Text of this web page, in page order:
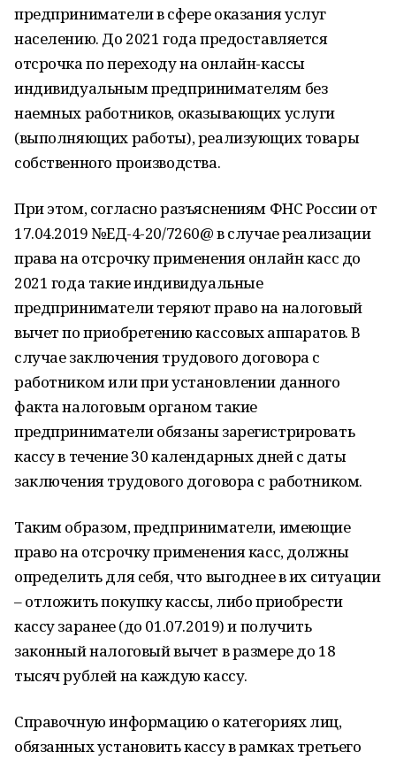
предприниматели в сфере оказания услуг
населению. До 2021 года предоставляется
отсрочка по переходу на онлайн-кассы
индивидуальным предпринимателям без
наемных работников, оказывающих услуги
(выполняющих работы), реализующих товары
собственного производства.
При этом, согласно разъяснениям ФНС России от
17.04.2019 №ЕД-4-20/7260@ в случае реализации
права на отсрочку применения онлайн касс до
2021 года такие индивидуальные
предприниматели теряют право на налоговый
вычет по приобретению кассовых аппаратов. В
случае заключения трудового договора с
работником или при установлении данного
факта налоговым органом такие
предприниматели обязаны зарегистрировать
кассу в течение 30 календарных дней с даты
заключения трудового договора с работником.
Таким образом, предприниматели, имеющие
право на отсрочку применения касс, должны
определить для себя, что выгоднее в их ситуации
– отложить покупку кассы, либо приобрести
кассу заранее (до 01.07.2019) и получить
законный налоговый вычет в размере до 18
тысяч рублей на каждую кассу.
Справочную информацию о категориях лиц,
обязанных установить кассу в рамках третьего